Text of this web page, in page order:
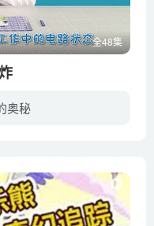
全48集
奥秘